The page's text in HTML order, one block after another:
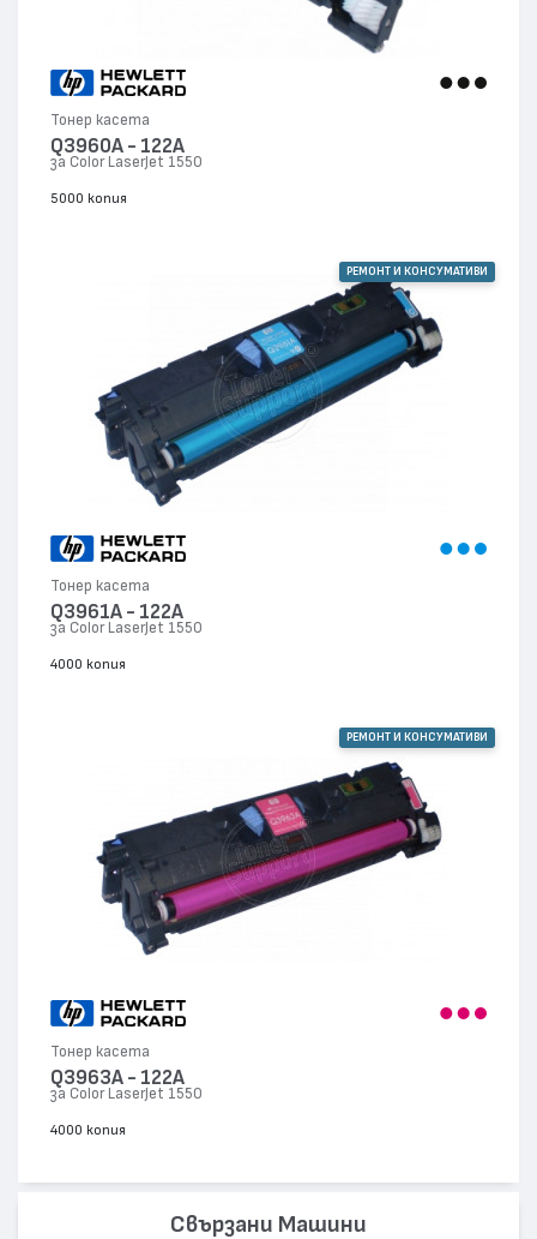
Тонер касета
Q3960A - 122A
за Color LaserJet 1550
5000 копия
РЕМОНТ И КОНСУМАТИВИ
Тонер касета
Q3961A - 122A
за Color LaserJet 1550
4000 копия
РЕМОНТ И КОНСУМАТИВИ
Тонер касета
Q3963A - 122A
за Color LaserJet 1550
4000 копия
Свързани Машини